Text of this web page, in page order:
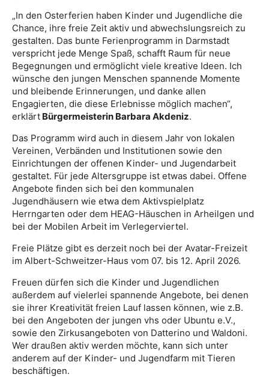
„In den Osterferien haben Kinder und Jugendliche die
Chance, ihre freie Zeit aktiv und abwechslungsreich zu
gestalten. Das bunte Ferienprogramm in Darmstadt
verspricht jede Menge Spaß, schafft Raum für neue
Begegnungen und ermöglicht viele kreative Ideen. Ich
wünsche den jungen Menschen spannende Momente
und bleibende Erinnerungen, und danke allen
Engagierten, die diese Erlebnisse möglich machen“,
erklärt Bürgermeisterin Barbara Akdeniz.
Das Programm wird auch in diesem Jahr von lokalen
Vereinen, Verbänden und Institutionen sowie den
Einrichtungen der offenen Kinder- und Jugendarbeit
gestaltet. Für jede Altersgruppe ist etwas dabei. Offene
Angebote finden sich bei den kommunalen
Jugendhäusern wie etwa dem Aktivspielplatz
Herrngarten oder dem HEAG-Häuschen in Arheilgen und
bei der Mobilen Arbeit im Verlegerviertel.
Freie Plätze gibt es derzeit noch bei der Avatar-Freizeit
im Albert-Schweitzer-Haus vom 07. bis 12. April 2026.
Freuen dürfen sich die Kinder und Jugendlichen
außerdem auf vielerlei spannende Angebote, bei denen
sie ihrer Kreativität freien Lauf lassen können, wie z.B.
bei den Angeboten der jungen vhs oder Ubuntu e.V.,
sowie den Zirkusangeboten von Datterino und Waldoni.
Wer draußen aktiv werden möchte, kann sich unter
anderem auf der Kinder- und Jugendfarm mit Tieren
beschäftigen.